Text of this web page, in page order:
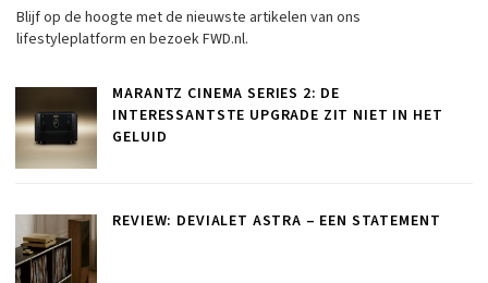
Blijf op de hoogte met de nieuwste artikelen van ons
lifestyleplatform en bezoek FWD.nl.
MARANTZ CINEMA SERIES 2: DE
INTERESSANTSTE UPGRADE ZIT NIET IN HET
GELUID
REVIEW: DEVIALET ASTRA – EEN STATEMENT